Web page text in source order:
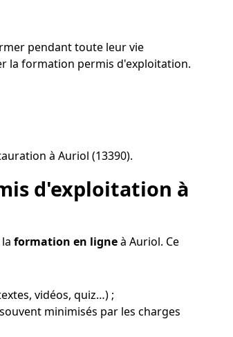
pendant toute leur vie
la formation permis d'exploitation.
à Auriol (13390).
d'exploitation à
formation en ligneà Auriol. Ce
vidéos, quiz…) ;
minimisés par les charges